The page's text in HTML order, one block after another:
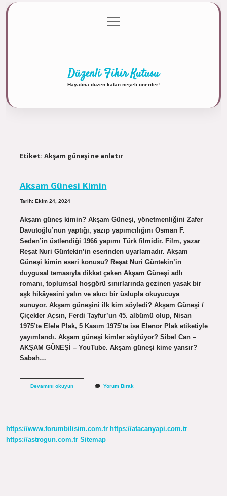
Gizlilik Politikası
menüyü
aç
Düzenli Fikir Kutusu
Hayatına düzen katan neşeli öneriler!
Etiket: Akşam güneşi ne anlatır
Aksam Günesi Kimin
Tarih: Ekim 24, 2024
Akşam güneş kimin? Akşam Güneşi, yönetmenliğini Zafer
Davutoğlu’nun yaptığı, yazıp yapımcılığını Osman F.
Seden’in üstlendiği 1966 yapımı Türk filmidir. Film, yazar
Reşat Nuri Güntekin’in eserinden uyarlamadır. Akşam
Güneşi kimin eseri konusu? Reşat Nuri Güntekin’in
duygusal temasıyla dikkat çeken Akşam Güneşi adlı
romanı, toplumsal hoşgörü sınırlarında gezinen yasak bir
aşk hikâyesini yalın ve akıcı bir üslupla okuyucuya
sunuyor. Akşam güneşini ilk kim söyledi? Akşam Güneşi /
Çiçekler Açsın, Ferdi Tayfur’un 45. albümü olup, Nisan
1975’te Elele Plak, 5 Kasım 1975’te ise Elenor Plak etiketiyle
yayımlandı. Akşam güneşi kimler söylüyor? Sibel Can –
AKŞAM GÜNEŞİ – YouTube. Akşam güneşi kime yansır?
Sabah…
Devamını okuyunAksam
Yorum Bırak
https://www.forumbilisim.com.tr https://atacanyapi.com.tr
https://astrogun.com.tr Sitemap